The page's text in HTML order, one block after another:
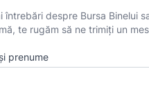
întrebări despre Bursa Binelui
te rugăm să ne trimiți un
prenume